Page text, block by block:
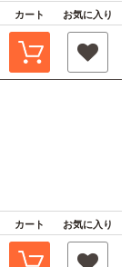
カート お気に入り
カート お気に入り